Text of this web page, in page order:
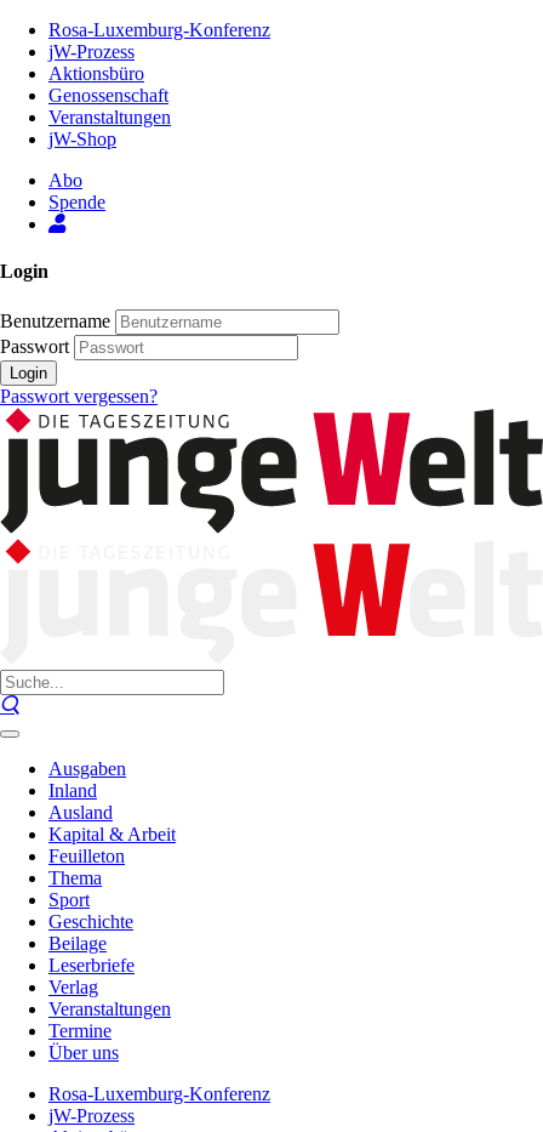
Inhalt
Seite
Rosa-Luxemburg-Konferenz
jW-Prozess
Aktionsbüro
Genossenschaft
Veranstaltungen
jW-Shop
Abo
Spende
Login
Benutzername
Passwort
Login
Passwort vergessen?
Ausgaben
Inland
Ausland
Kapital & Arbeit
Feuilleton
Thema
Sport
Geschichte
Beilage
Leserbriefe
Verlag
Veranstaltungen
Termine
Über uns
Rosa-Luxemburg-Konferenz
jW-Prozess